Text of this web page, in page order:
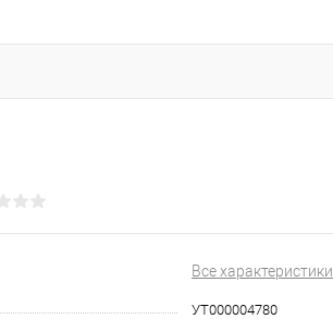
Все характеристики
УТ000004780